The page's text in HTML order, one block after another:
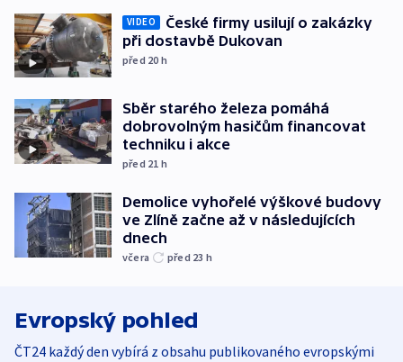
VIDEO
České firmy usilují o zakázky
při dostavbě Dukovan
před 20 h
Sběr starého železa pomáhá
dobrovolným hasičům financovat
techniku i akce
před 21 h
Demolice vyhořelé výškové budovy
ve Zlíně začne až v následujících
dnech
včera před 23 h
Evropský pohled
ČT24 každý den vybírá z obsahu publikovaného evropskými